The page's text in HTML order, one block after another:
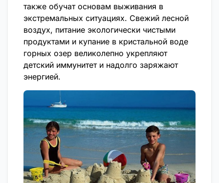
также обучат основам выживания в
экстремальных ситуациях. Свежий лесной
воздух, питание экологически чистыми
продуктами и купание в кристальной воде
горных озер великолепно укрепляют
детский иммунитет и надолго заряжают
энергией.